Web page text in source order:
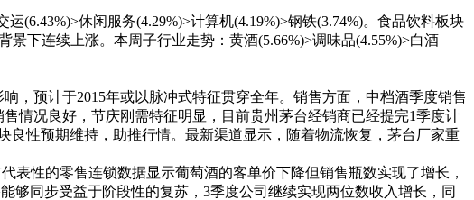
休闲服务(4.29%)>计算机(4.19%)>钢铁(3.74%)。食品饮料板块
景下连续上涨。本周子行业走势：黄酒(5.66%)>调味品(4.55%)>白酒
预计于2015年或以脉冲式特征贯穿全年。销售方面，中档酒季度销售
情况良好，节庆刚需特征明显，目前贵州茅台经销商已经提完1季度计
性预期维持，助推行情。最新渠道显示，随着物流恢复，茅台厂家重
性的零售连锁数据显示葡萄酒的客单价下降但销售瓶数实现了增长，
够同步受益于阶段性的复苏，3季度公司继续实现两位数收入增长，同